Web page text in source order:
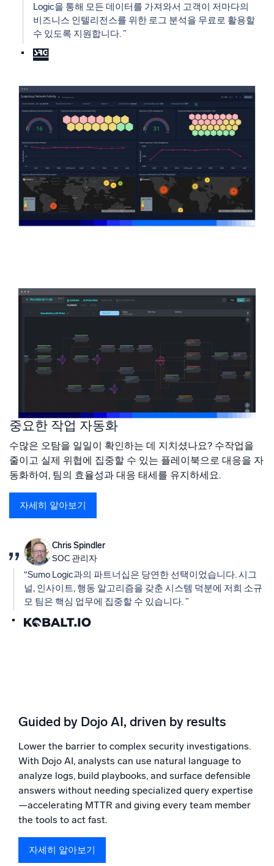
Logic을 통해 모든 데이터를 가져와서 고객이 저마다의
비즈니스 인텔리전스를 위한 로그 분석을 무료로 활용할
수 있도록 지원합니다. ”
중요한 작업 자동화
수많은 오탐을 일일이 확인하는 데 지치셨나요? 수작업을
줄이고 실제 위협에 집중할 수 있는 플레이북으로 대응을 자
동화하여, 팀의 효율성과 대응 태세를 유지하세요.
자세히 알아보기
Chris Spindler
SOC 관리자
“Sumo Logic과의 파트너십은 당연한 선택이었습니다. 시그
널, 인사이트, 행동 알고리즘을 갖춘 시스템 덕분에 저희 소규
모 팀은 핵심 업무에 집중할 수 있습니다. ”
Guided by Dojo AI, driven by results
Lower the barrier to complex security investigations.
With Dojo AI, analysts can use natural language to
analyze logs, build playbooks, and surface defensible
answers without needing specialized query expertise
—accelerating MTTR and giving every team member
the tools to act fast.
자세히 알아보기